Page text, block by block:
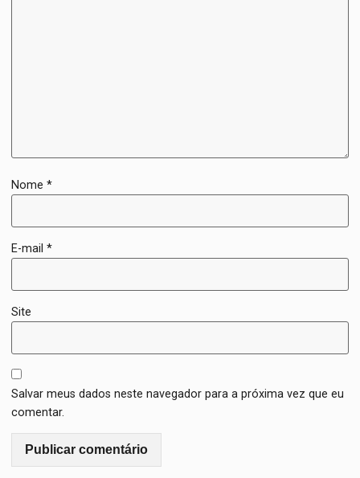
Nome*
E-mail*
Site
Salvar meus dados neste navegador para a próxima vez que eu
comentar.